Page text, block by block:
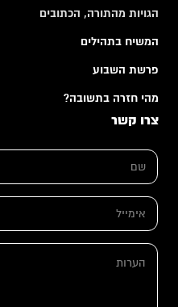
הגויות מהתורה, הכתובים
המשיח בתהילים
פרשת השבוע
מהי חזרה בתשובה?
צרו קשר
י
י
י
*
ע
ש
*
א
מ
י
ה